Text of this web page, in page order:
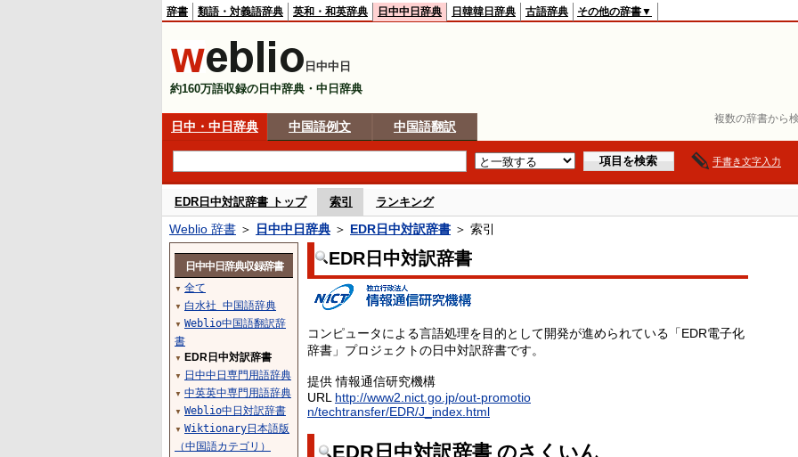
複数の辞書から
辞書 類語・対義語辞典 英和・和英辞典 日中中日辞典 日韓韓日辞典 古語辞典 その他の辞書▼
日中中日
約160万語収録の日中辞典・中日辞典
日中・中日辞典 中国語例文 中国語翻訳
手書き文字入力
EDR日中対訳辞書 トップ 索引 ランキング
Weblio 辞書 ＞ 日中中日辞典 ＞ EDR日中対訳辞書 ＞ 索引
EDR日中対訳辞書
コンピュータによる言語処理を目的として開発が進められている「EDR電子化
辞書」プロジェクトの日中対訳辞書です。
提供 情報通信研究機構
URL http://www2.nict.go.jp/out-promotio
n/techtransfer/EDR/J_index.html
EDR日中対訳辞書 のさくいん
日中中日辞典収録辞書
▼ 全て
▼ 白水社 中国語辞典
▼ Weblio中国語翻訳辞
書
▼ EDR日中対訳辞書
▼ 日中中日専門用語辞典
▼ 中英英中専門用語辞典
▼ Weblio中日対訳辞書
▼ Wiktionary日本語版
（中国語カテゴリ）